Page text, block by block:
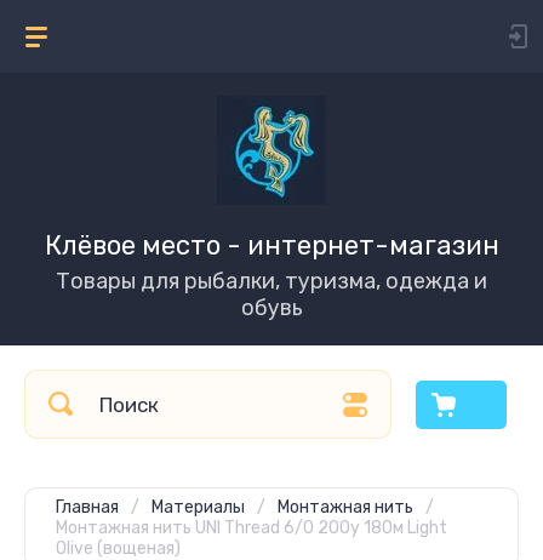
Клёвое место - интернет-магазин
Товары для рыбалки, туризма, одежда и
обувь
Главная / Материалы / Монтажная нить
/
Монтажная нить UNI Thread 6/0 200y 180м Light
Olive (вощеная)